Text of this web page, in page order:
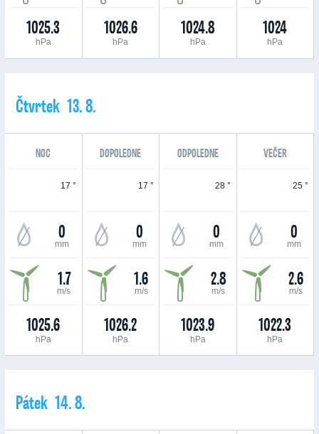
1025.3
hPa
1026.6
hPa
1024.8
hPa
1024
hPa
Čtvrtek 13. 8.
NOC DOPOLEDNE ODPOLEDNE VEČER
17 °
0
mm
1.7
m/s
1025.6
hPa
17 °
0
mm
1.6
m/s
1026.2
hPa
28 °
0
mm
2.8
m/s
1023.9
hPa
25 °
0
mm
2.6
m/s
1022.3
hPa
Pátek 14. 8.